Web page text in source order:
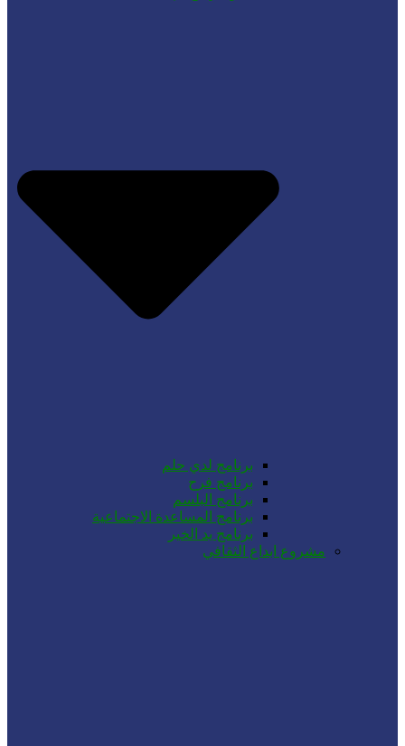
برنامج لدي حلم
برنامج فرح
برنامج البلسم
برنامج المساعدة الاجتماعية
برنامج يد الخير
مشروع ابداع الثقافي